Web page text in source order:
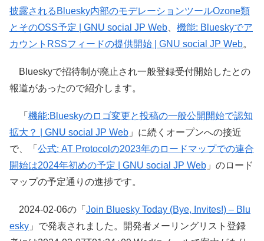
披露されるBluesky内部のモデレーションツールOzone類
とそのOSS予定 | GNU social JP Web
機能: Blueskyでア
カウントRSSフィードの提供開始 | GNU social JP Web。
Blueskyで招待制が廃止され一般登録受付開始したとの
報道があったので紹介します。
「 機能:Blueskyのロゴ変更と投稿の一般公開開始で認知
拡大？ | GNU social JP Web 」に続くオープンへの接近
で、「 公式: AT Protocolの2023年のロードマップでの連合
開始は2024年初めの予定 | GNU social JP Web 」のロード
マップの予定通りの進捗です。
2024-02-06の「 Join Bluesky Today (Bye, Invites!) – Blu
esky 」で発表されました。開発者メーリングリスト登録